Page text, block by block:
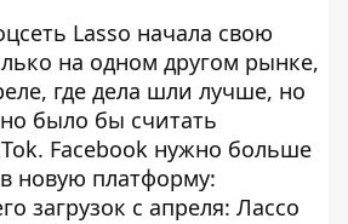
Lasso начала свою
на одном другом рынке,
где дела шли лучше, но
было бы считать
Facebook нужно больше
новую платформу:
загрузок с апреля: Лассо